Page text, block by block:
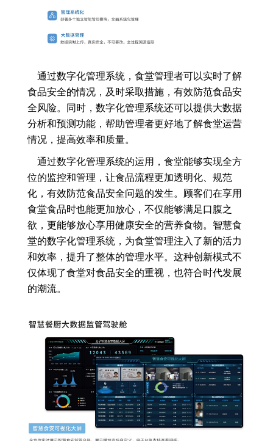
通过数字化管理系统，食堂管理者可以实时了解
食品安全的情况，及时采取措施，有效防范食品安
全风险。同时，数字化管理系统还可以提供大数据
分析和预测功能，帮助管理者更好地了解食堂运营
情况，提高效率和质量。
通过数字化管理系统的运用，食堂能够实现全方
位的监控和管理，让食品流程更加透明化、规范
化，有效防范食品安全问题的发生。顾客们在享用
食堂食品时也能更加放心，不仅能够满足口腹之
欲，更能够放心享用健康安全的营养食物。智慧食
堂的数字化管理系统，为食堂管理注入了新的活力
和效率，提升了整体的管理水平。这种创新模式不
仅体现了食堂对食品安全的重视，也符合时代发展
的潮流。